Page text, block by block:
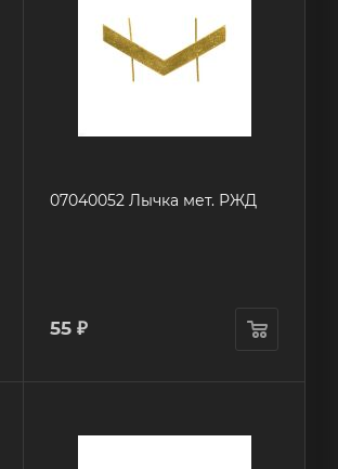
07040052 Лычка мет. РЖД
55 ₽